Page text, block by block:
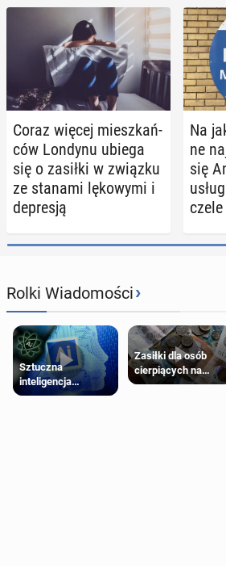
Coraz więcej miesz­kań­
ców Londynu ubiega
się o zasiłki w związku
ze stanami lę­ko­wy­mi i
de­pre­sją
Na
ne
się
Rolki Wiadomości›
Sztuczna
inteligencja
próbowała oszukać
Zasiłki dla osób
cierpiących na
schorzenia